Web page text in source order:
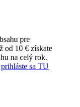
pre
od 10 € získate
na celý rok.
prihláste sa TU